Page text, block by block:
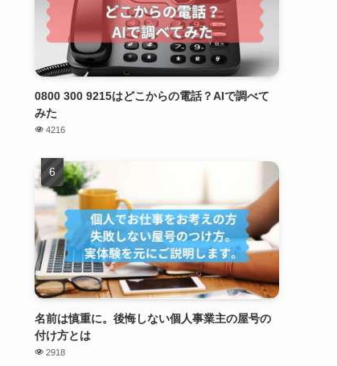
0800 300 9215はどこからの電話？AIで調べて
みた
4216
名前は慎重に。後悔しない個人事業主の屋号の
付け方とは
2918